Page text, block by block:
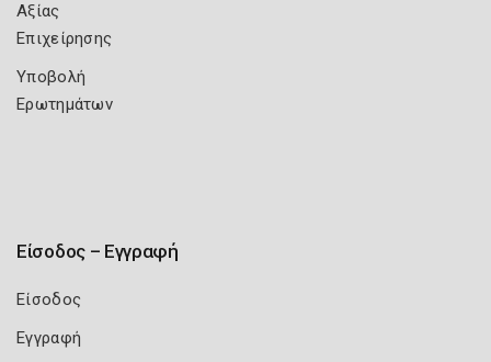
Αξίας
Επιχείρησης
Υποβολή
Ερωτημάτων
Είσοδος – Εγγραφή
Είσοδος
Εγγραφή